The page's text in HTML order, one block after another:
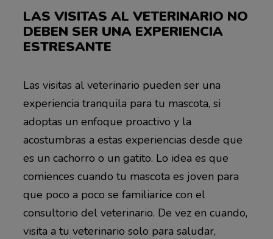
LAS VISITAS AL VETERINARIO NO
DEBEN SER UNA EXPERIENCIA
ESTRESANTE
Las visitas al veterinario pueden ser una
experiencia tranquila para tu mascota, si
adoptas un enfoque proactivo y la
acostumbras a estas experiencias desde que
es un cachorro o un gatito. Lo idea es que
comiences cuando tu mascota es joven para
que poco a poco se familiarice con el
consultorio del veterinario. De vez en cuando,
visita a tu veterinario solo para saludar,